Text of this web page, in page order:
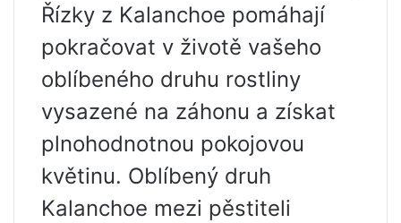
Řízky z Kalanchoe pomáhají
pokračovat v životě vašeho
oblíbeného druhu rostliny
vysazené na záhonu a získat
plnohodnotnou pokojovou
květinu. Oblíbený druh
Kalanchoe mezi pěstiteli